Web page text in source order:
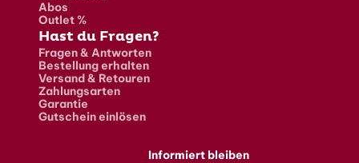
Abos
Outlet %
Hast du Fragen?
Fragen & Antworten
Bestellung erhalten
Versand & Retouren
Zahlungsarten
Garantie
Gutschein einlösen
Informiert bleiben